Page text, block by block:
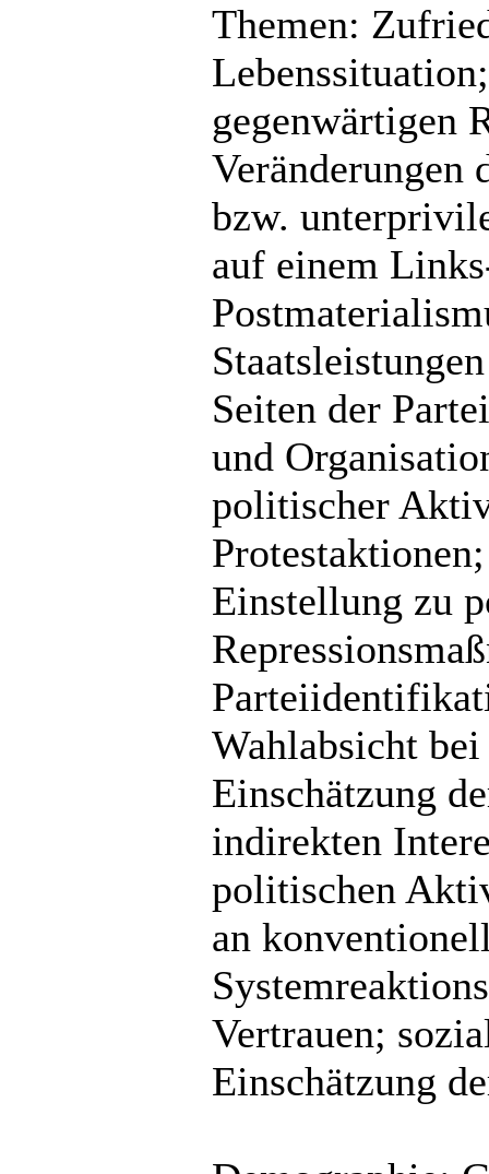
Themen:
gegenwärtigen
Veränderungen
bzw.
auf einem
Seiten der
und
politischer
Einstellung zu
Wahlabsicht
Einschätzung
indirekten
politischen
an
Vertrauen;
Einschätzung